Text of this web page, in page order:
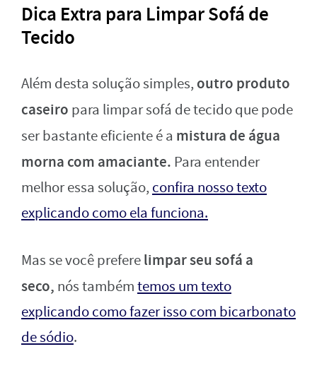
Dica Extra para Limpar Sofá de
Tecido
Além desta solução simples, outro produto
caseiro para limpar sofá de tecido que pode
ser bastante eficiente é a mistura de água
morna com amaciante. Para entender
melhor essa solução, confira nosso texto
explicando como ela funciona.
Mas se você preferelimpar seu sofá a
seco, nós tambémtemos um texto
explicando como fazer isso com bicarbonato
de sódio.